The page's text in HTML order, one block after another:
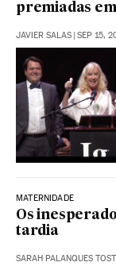
premiadas
JAVIER SALAS | SEP 15,
MATERNIDADE
Os
tardia
SARAH PALANQUES TOST